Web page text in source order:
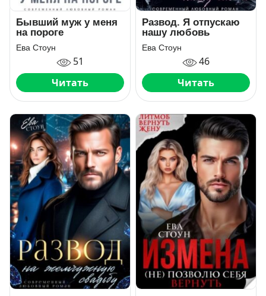
Бывший муж у меня
на пороге
Ева Стоун
51
Читать
Развод. Я отпускаю
нашу любовь
Ева Стоун
46
Читать